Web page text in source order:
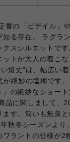
番の「ビデイル」
る存在。 ラグラ
スシルエットで
トが大人の着こ
短丈”は、幅広い
が絶妙の塩梅です
の絶妙なショー
品に関しまして、
す。匂いも無臭
秋冬シーズンより
ラントの仕様が2